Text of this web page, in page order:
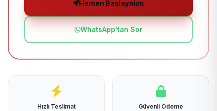
Hemen Başlayalım
WhatsApp'tan Sor
Hızlı Teslimat
Güvenli Ödeme